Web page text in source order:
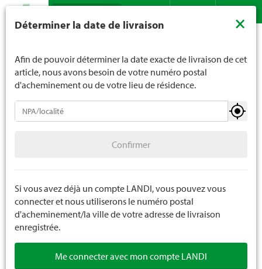
Recherche
Plantes de jardin
Plantes à massif et à balcon annuelles
Fruits et baies
Pépinière
Plantes méditerranéennes
Déterminer la date de livraison ×
Afin de pouvoir déterminer la date exacte de livraison de cet
article, nous avons besoin de votre numéro postal
d'acheminement ou de votre lieu de résidence.
Confirmer
Si vous avez déjà un compte LANDI, vous pouvez vous
connecter et nous utiliserons le numéro postal
d'acheminement/la ville de votre adresse de livraison
enregistrée.
Me connecter avec mon compte LANDI
moins de 16 ans. La limite d'âge est de 18 ans pour les
nous indiquez votre âge de manière contraignante.